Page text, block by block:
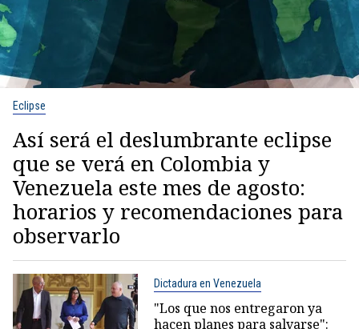
Eclipse
Así será el deslumbrante eclipse
que se verá en Colombia y
Venezuela este mes de agosto:
horarios y recomendaciones para
observarlo
Dictadura en Venezuela
"Los que nos entregaron ya
hacen planes para salvarse":